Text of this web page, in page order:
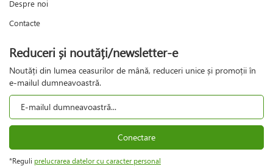
Despre noi
Contacte
Reduceri și noutăți/newsletter-e
Noutăți din lumea ceasurilor de mână, reduceri unice și promoții în
e-mailul dumneavoastră.
Conectare
*Reguli prelucrarea datelor cu caracter personal